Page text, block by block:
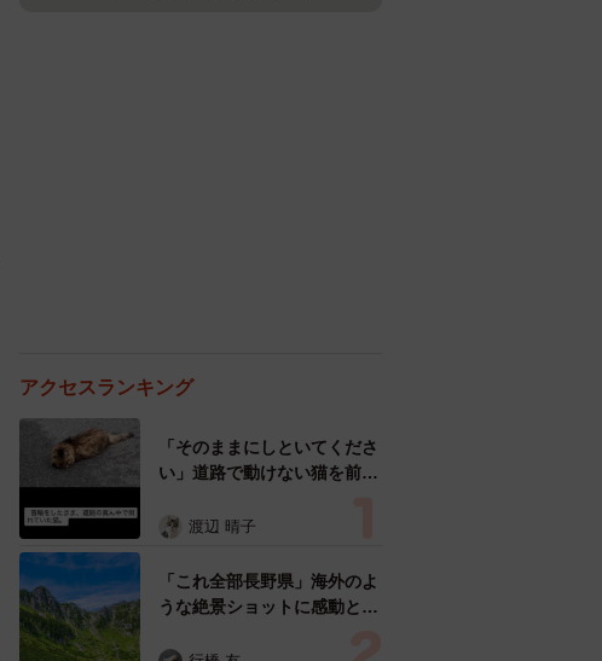
アクセスランキング
「そのままにしといてくださ
い」道路で動けない猫を前に
ようとした4日間 「命の重
表の訴え
渡辺 晴子
「これ全部長野県」海外のよ
うな絶景ショットに感動と反